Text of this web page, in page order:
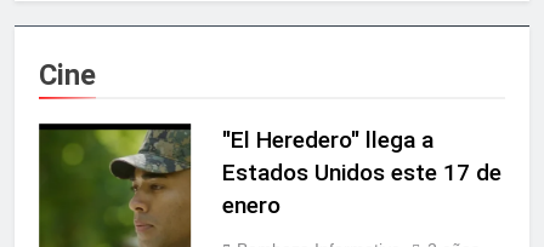
Irán condiciona reapertura
de Ormuz al fin de
con el programa
PRONAMEC
8 Horas Ago
Confirman prisión a
seis implicados en caso
10 Horas Ago
Cine
"El Heredero" llega a
Estados Unidos este 17 de
enero